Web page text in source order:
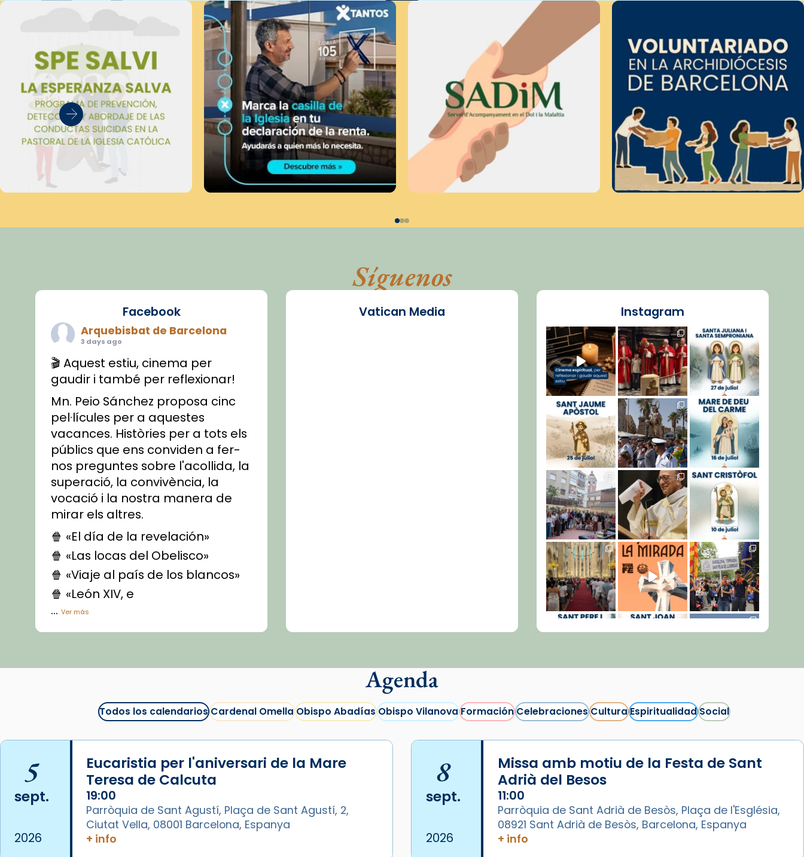
Síguenos
Facebook
Arquebisbat de Barcelona
3 days ago
🎬 Aquest estiu, cinema per
gaudir i també per reflexionar!
Mn. Peio Sánchez proposa cinc
pel·lícules per a aquestes
vacances. Històries per a tots els
públics que ens conviden a fer-
nos preguntes sobre l'acollida, la
superació, la convivència, la
vocació i la nostra manera de
mirar els altres.
🍿 «El día de la revelación»
🍿 «Las locas del Obelisco»
🍿 «Viaje al país de los blancos»
🍿 «León XIV, e
...Ver más
Vídeo
La Carmina va patir depressió.
arribar el seu testimoni al papa
Lleó XIV.
Recupera l'entrevista
compVatican Newstican News 👇
www.vaticannews.va/es/iglesia/news/2026-
Vatican Media Instagram
Cargar más...
Agenda
Todos los calendariosCardenal OmellaObispo AbadíasObispo VilanovaFormaciónCelebracionesCulturaEspiritualidadSocial
5
sept.
2026
Eucaristia per l'aniversari de la Mare
Teresa de Calcuta
19:00
Parròquia de Sant Agustí, Plaça de Sant Agustí, 2,
Ciutat Vella, 08001 Barcelona, Espanya
+ info
8
sept.
2026
Missa amb motiu de la Festa de Sant
Adrià del Besos
11:00
Parròquia de Sant Adrià de Besòs, Plaça de l'Església,
08921 Sant Adrià de Besòs, Barcelona, Espanya
+ info